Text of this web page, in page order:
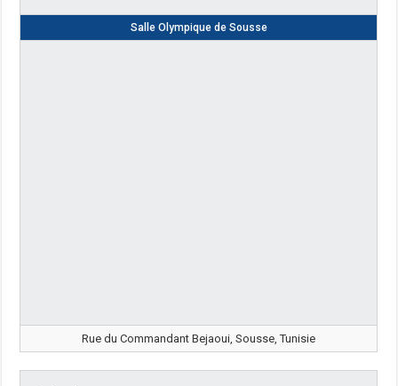
Salle Olympique de Sousse
Rue du Commandant Bejaoui, Sousse, Tunisie